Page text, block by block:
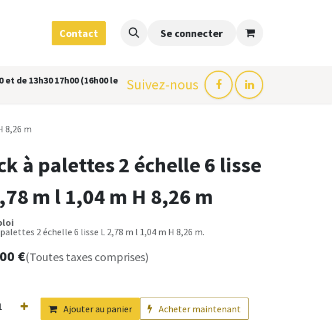
Contact Se connecter
de 13h30 17h00 (16h00 le Suivez-nous
8,26 m
à palettes 2 échelle 6 lisse
m l 1,04 m H 8,26 m
2 échelle 6 lisse L 2,78 m l 1,04 m H 8,26 m.
€(Toutes taxes comprises)
Ajouter au panier Acheter maintenant